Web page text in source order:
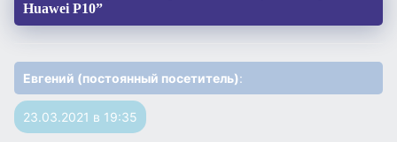
Huawei P10”
Евгений (постоянный посетитель):
23.03.2021 в 19:35